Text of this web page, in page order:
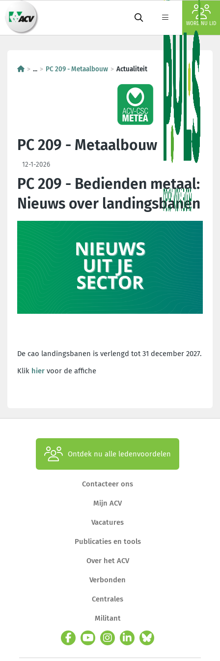
WORD NU LID
... PC 209 - Metaalbouw Actualiteit
PC 209 - Metaalbouw
12-1-2026
PC 209 - Bedienden metaal:
Nieuws over landingsbanen
De cao landingsbanen is verlengd tot 31 december 2027.
Klik hier voor de affiche
Ontdek nu alle ledenvoordelen
Contacteer ons
Mijn ACV
Vacatures
Publicaties en tools
Over het ACV
Verbonden
Centrales
Militant